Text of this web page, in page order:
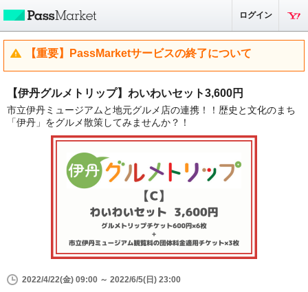
ログイン
【重要】PassMarketサービスの終了について
【伊丹グルメトリップ】わいわいセット3,600円
市立伊丹ミュージアムと地元グルメ店の連携！！歴史と文化のまち
「伊丹」をグルメ散策してみませんか？！
2022/4/22(金) 09:00 ～ 2022/6/5(日) 23:00